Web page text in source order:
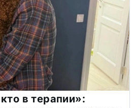
в терапии»: